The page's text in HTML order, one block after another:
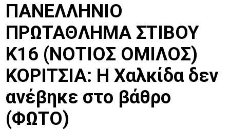
ΠΑΝΕΛΛΗΝΙΟ
ΠΡΩΤΑΘΛΗΜΑ ΣΤΙΒΟΥ
Κ16 (ΝΟΤΙΟΣ ΟΜΙΛΟΣ)
ΚΟΡΙΤΣΙΑ: Η Χαλκίδα δεν
ανέβηκε στο βάθρο
(ΦΩΤΟ)